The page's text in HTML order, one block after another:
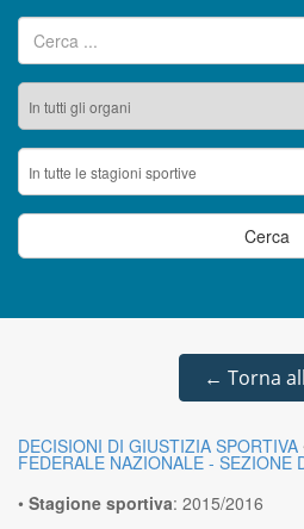
Ricerca per:
← Torna
DECISIONI DI GIUSTIZIA SPORTIVA
FEDERALE NAZIONALE - SEZIONE
• Stagione sportiva: 2015/2016